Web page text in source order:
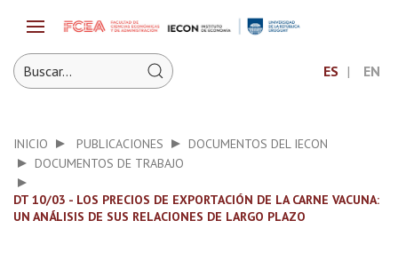
ES EN
INICIO PUBLICACIONES
DOCUMENTOS DEL IECON
DOCUMENTOS DE TRABAJO
DT 10/03 - LOS PRECIOS DE EXPORTACIÓN DE LA CARNE VACUNA:
UN ANÁLISIS DE SUS RELACIONES DE LARGO PLAZO